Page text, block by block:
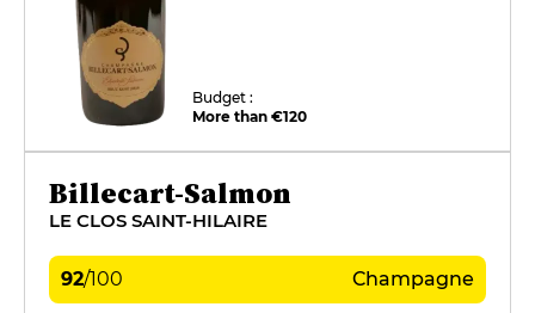
Budget :
More than €120
Billecart-Salmon
LE CLOS SAINT-HILAIRE
92/100 Champagne